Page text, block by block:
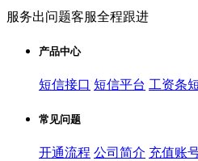
服务出问题客服全程跟进
产品中心
短信接口 短信平台 工资条
常见问题
开通流程 公司简介 充值账